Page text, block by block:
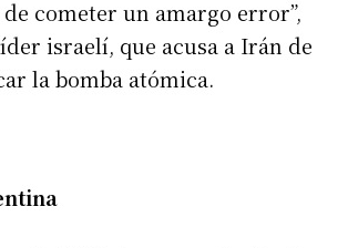
de cometer un amargo error”,
israelí, que acusa a Irán de
la bomba atómica.